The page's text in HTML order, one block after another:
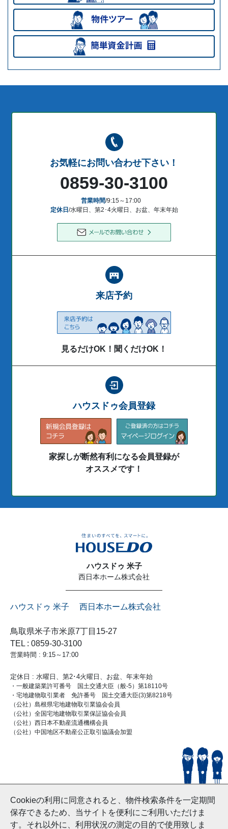
Cookieの利用に同意されると、物件検索条件を一定期間
保存できるため、当サイトを便利にご利用いただけま
す。それ以外に、利用状況の測定の目的で使用致しま
お気軽にお問い合わせ下さい！
0859-30-3100
営業時間/9:15～17:00
定休日 /水曜日、第2･4火曜日、お盆、年末年始
来店予約
見るだけOK！聞くだけOK！
ハウスドゥ会員登録
家探しが断然有利になる会員登録が
オススメです！
ハウスドゥ 米子
西日本ホーム株式会社
ハウスドゥ 米子 西日本ホーム株式会社
鳥取県米子市米原7丁目15-27
TEL : 0859-30-3100
営業時間 : 9:15～17:00
定休日 : 水曜日、第2･4火曜日、お盆、年末年始
・一般建築業許可番号 国土交通大臣（般-5）第18110号
・宅地建物取引業者 免許番号 国土交通大臣(3)第8218号
（公社）島根県宅地建物取引業協会会員
（公社）全国宅地建物取引業保証協会会員
（公社）西日本不動産流通機構会員
（公社）中国地区不動産公正取引協議会加盟
© HouseDoYonago
and Nishinihon Home Co.ltd All Rights Reserved.